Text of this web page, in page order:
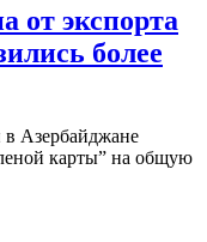
от экспорта
более
в Азербайджане
карты” на общую